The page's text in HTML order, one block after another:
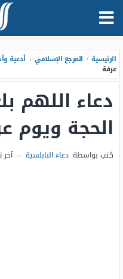
الرئيسية / المرجع الإسلامي ، أدعية
عرفة
دعاء اللهم
الحجة ويوم
كتب بواسطة: دعاء النابلسية –